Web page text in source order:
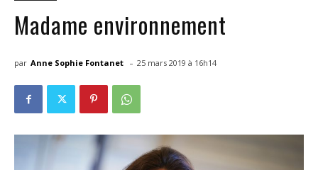
Madame environnement
par Anne Sophie Fontanet - 25 mars 2019 à 16h14